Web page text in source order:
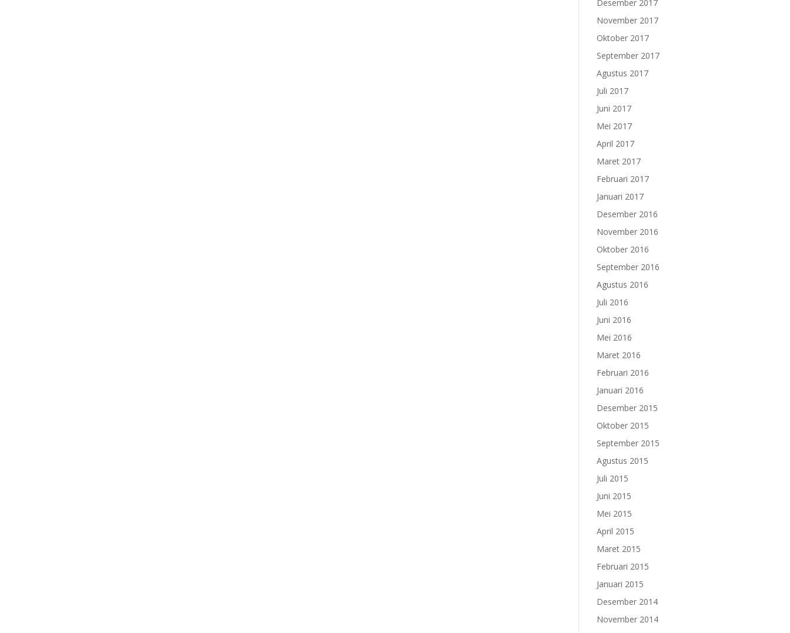
Desember 2017
November 2017
Oktober 2017
September 2017
Agustus 2017
Juli 2017
Juni 2017
Mei 2017
April 2017
Maret 2017
Februari 2017
Januari 2017
Desember 2016
November 2016
Oktober 2016
September 2016
Agustus 2016
Juli 2016
Juni 2016
Mei 2016
Maret 2016
Februari 2016
Januari 2016
Desember 2015
Oktober 2015
September 2015
Agustus 2015
Juli 2015
Juni 2015
Mei 2015
April 2015
Maret 2015
Februari 2015
Januari 2015
Desember 2014
November 2014